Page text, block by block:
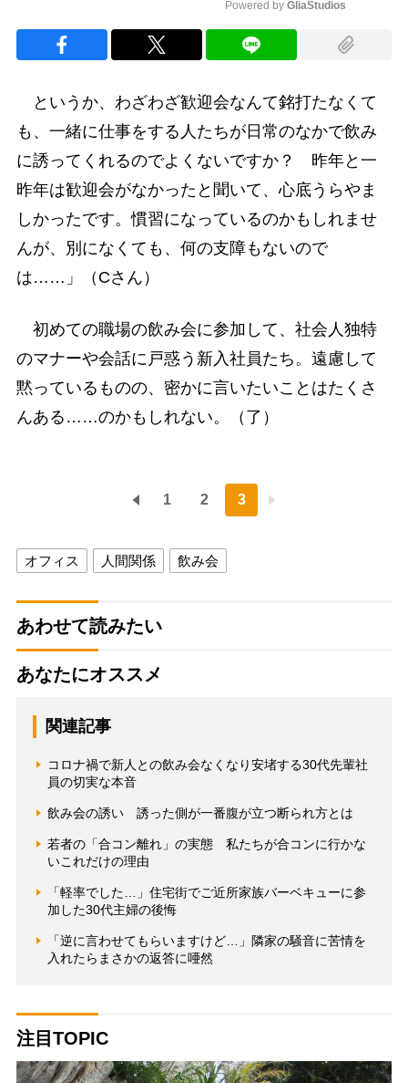
Powered by GliaStudios
というか、わざわざ歓迎会なんて銘打たなくて
も、一緒に仕事をする人たちが日常のなかで飲み
に誘ってくれるのでよくないですか？ 昨年と一
昨年は歓迎会がなかったと聞いて、心底うらやま
しかったです。慣習になっているのかもしれませ
んが、別になくても、何の支障もないので
は……」（Cさん）
初めての職場の飲み会に参加して、社会人独特
のマナーや会話に戸惑う新入社員たち。遠慮して
黙っているものの、密かに言いたいことはたくさ
んある……のかもしれない。（了）
1 2 3
オフィス 人間関係 飲み会
あわせて読みたい
あなたにオススメ
関連記事
コロナ禍で新人との飲み会なくなり安堵する30代先輩社
員の切実な本音
飲み会の誘い 誘った側が一番腹が立つ断られ方とは
若者の「合コン離れ」の実態 私たちが合コンに行かな
いこれだけの理由
「軽率でした…」住宅街でご近所家族バーベキューに参
加した30代主婦の後悔
「逆に言わせてもらいますけど…」隣家の騒音に苦情を
入れたらまさかの返答に唖然
注目TOPIC